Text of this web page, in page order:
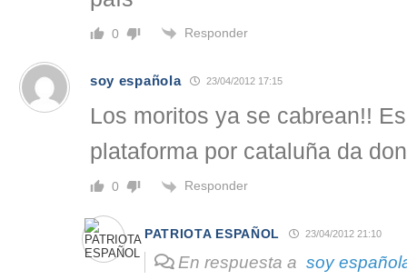
0 Responder
soy española 23/04/2012 17:15
Los moritos ya se cabrean!!
plataforma por cataluña da
0 Responder
PATRIOTA ESPAÑOL 23/04/2012 21:10
En respuesta a soy